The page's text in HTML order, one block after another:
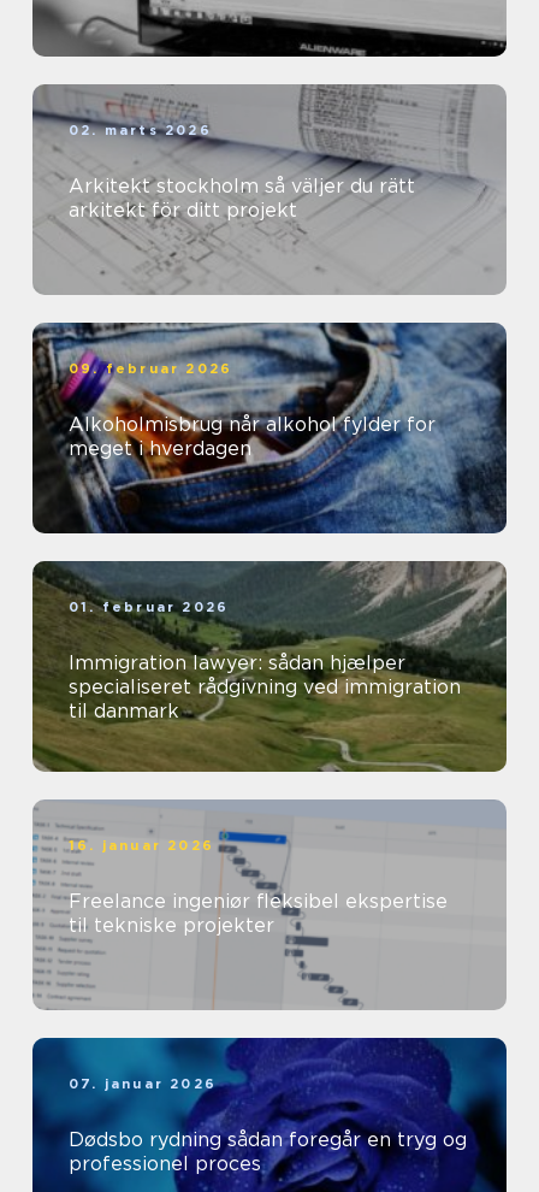
02. marts 2026
Arkitekt stockholm så väljer du rätt
arkitekt för ditt projekt
09. februar 2026
Alkoholmisbrug når alkohol fylder for
meget i hverdagen
01. februar 2026
Immigration lawyer: sådan hjælper
specialiseret rådgivning ved immigration
til danmark
16. januar 2026
Freelance ingeniør fleksibel ekspertise
til tekniske projekter
07. januar 2026
Dødsbo rydning sådan foregår en tryg og
professionel proces